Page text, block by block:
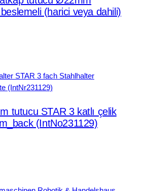
beslemeli (harici veya dahili)
tutucu STAR 3 katlı çelik
(IntNo231129)